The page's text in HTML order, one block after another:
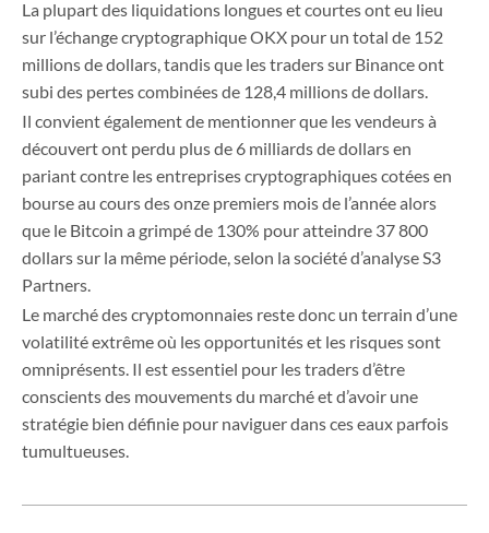
La plupart des liquidations longues et courtes ont eu lieu
sur l’échange cryptographique OKX pour un total de 152
millions de dollars, tandis que les traders sur Binance ont
subi des pertes combinées de 128,4 millions de dollars.
Il convient également de mentionner que les vendeurs à
découvert ont perdu plus de 6 milliards de dollars en
pariant contre les entreprises cryptographiques cotées en
bourse au cours des onze premiers mois de l’année alors
que le Bitcoin a grimpé de 130% pour atteindre 37 800
dollars sur la même période, selon la société d’analyse S3
Partners.
Le marché des cryptomonnaies reste donc un terrain d’une
volatilité extrême où les opportunités et les risques sont
omniprésents. Il est essentiel pour les traders d’être
conscients des mouvements du marché et d’avoir une
stratégie bien définie pour naviguer dans ces eaux parfois
tumultueuses.